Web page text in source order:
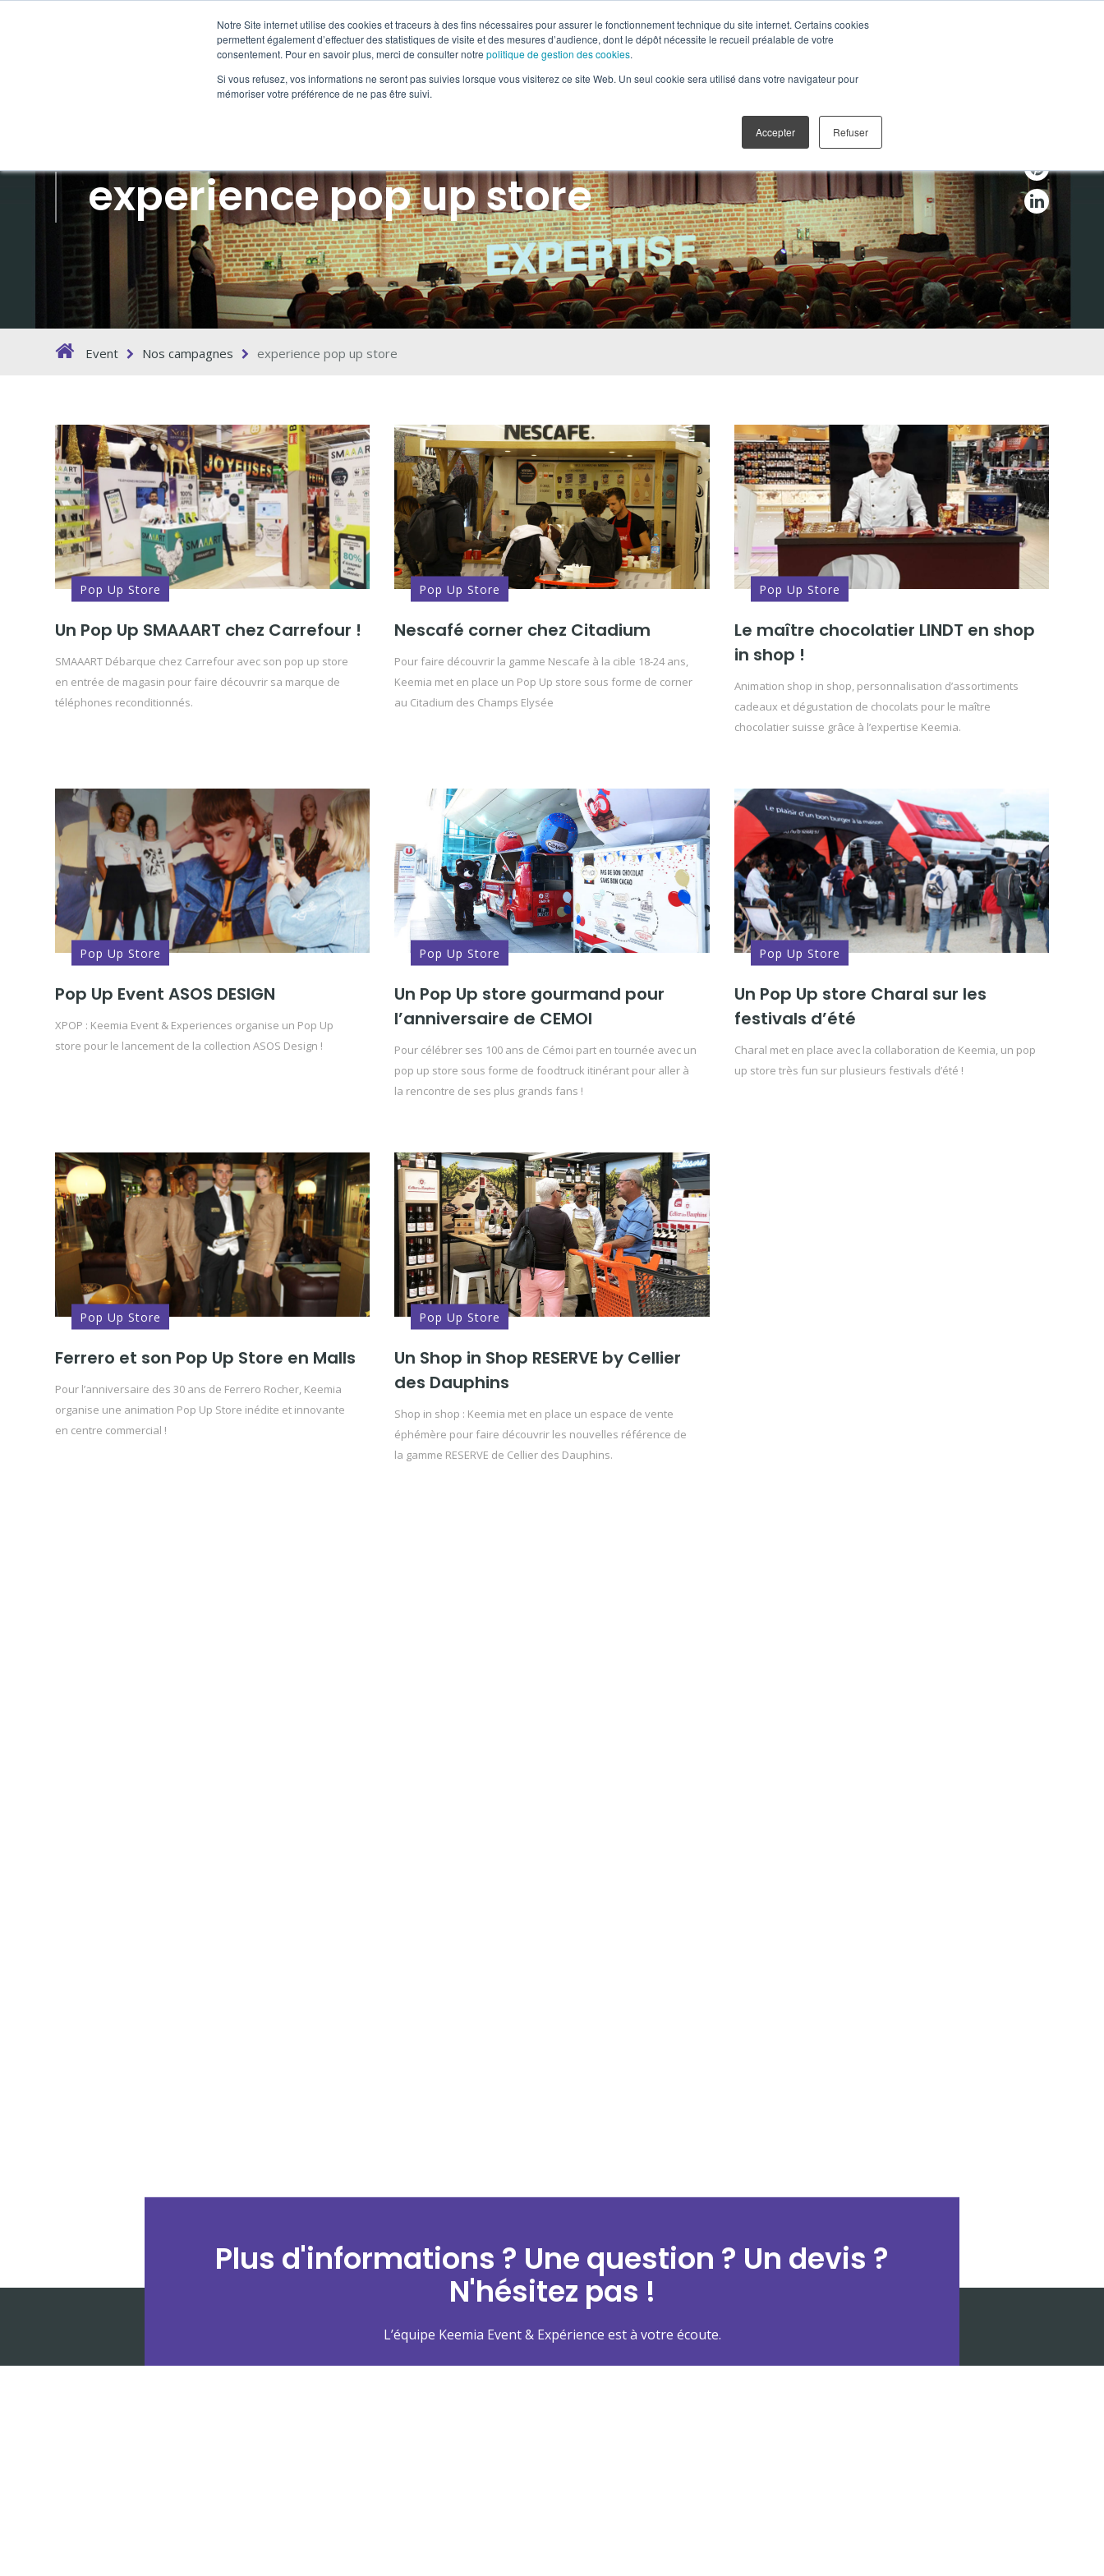
Notre Site internet utilise des cookies et traceurs à des fins nécessaires pour assurer le fonctionnement technique du site internet. Certains cookies
permettent également d’effectuer des statistiques de visite et des mesures d’audience, dont le dépôt nécessite le recueil préalable de votre
consentement. Pour en savoir plus, merci de consulter notre politique de gestion des cookies.
Si vous refusez, vos informations ne seront pas suivies lorsque vous visiterez ce site Web. Un seul cookie sera utilisé dans votre navigateur pour
mémoriser votre préférence de ne pas être suivi.
Accepter Refuser
ROADSHOWS IN & OUT TOURNÉES BTOB RÉGIE DE PRODUCTION
experience pop up store
Event Nos campagnes experience pop up store
Pop Up Store
Un Pop Up SMAAART chez Carrefour !
SMAAART Débarque chez Carrefour avec son pop up store
en entrée de magasin pour faire découvrir sa marque de
téléphones reconditionnés.
Pop Up Store
Nescafé corner chez Citadium
Pour faire découvrir la gamme Nescafe à la cible 18-24 ans,
Keemia met en place un Pop Up store sous forme de corner
au Citadium des Champs Elysée
Pop Up Store
Le maître chocolatier LINDT en shop
in shop !
Animation shop in shop, personnalisation d’assortiments
cadeaux et dégustation de chocolats pour le maître
chocolatier suisse grâce à l’expertise Keemia.
Pop Up Store
Pop Up Event ASOS DESIGN
XPOP : Keemia Event & Experiences organise un Pop Up
store pour le lancement de la collection ASOS Design !
Pop Up Store
Un Pop Up store gourmand pour
l’anniversaire de CEMOI
Pour célébrer ses 100 ans de Cémoi part en tournée avec un
pop up store sous forme de foodtruck itinérant pour aller à
la rencontre de ses plus grands fans !
Pop Up Store
Un Pop Up store Charal sur les
festivals d’été
Charal met en place avec la collaboration de Keemia, un pop
up store très fun sur plusieurs festivals d’été !
Pop Up Store
Ferrero et son Pop Up Store en Malls
Pour l’anniversaire des 30 ans de Ferrero Rocher, Keemia
organise une animation Pop Up Store inédite et innovante
en centre commercial !
Pop Up Store
Un Shop in Shop RESERVE by Cellier
des Dauphins
Shop in shop : Keemia met en place un espace de vente
éphémère pour faire découvrir les nouvelles référence de
la gamme RESERVE de Cellier des Dauphins.
Plus d'informations ? Une question ? Un devis ?
N'hésitez pas !
L’équipe Keemia Event & Expérience est à votre écoute.